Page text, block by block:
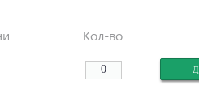
Кол-во